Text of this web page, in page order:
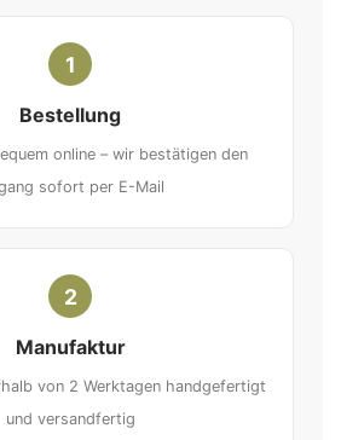
1
Bestellung
online – wir bestätigen den
sofort per E-Mail
2
Manufaktur
von 2 Werktagen handgefertigt
und versandfertig